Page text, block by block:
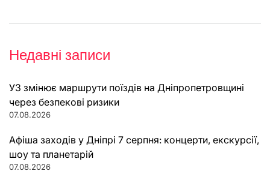
Недавні записи
УЗ змінює маршрути поїздів на Дніпропетровщині
через безпекові ризики
07.08.2026
Афіша заходів у Дніпрі 7 серпня: концерти, екскурсії,
шоу та планетарій
07.08.2026